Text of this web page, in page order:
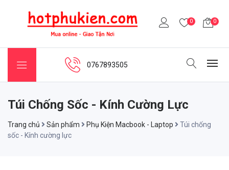
0 0
0767893505
Túi Chống Sốc - Kính Cường Lực
Trang chủ Sản phẩm Phụ Kiện Macbook - Laptop
Túi chống
sốc - Kính cường lực